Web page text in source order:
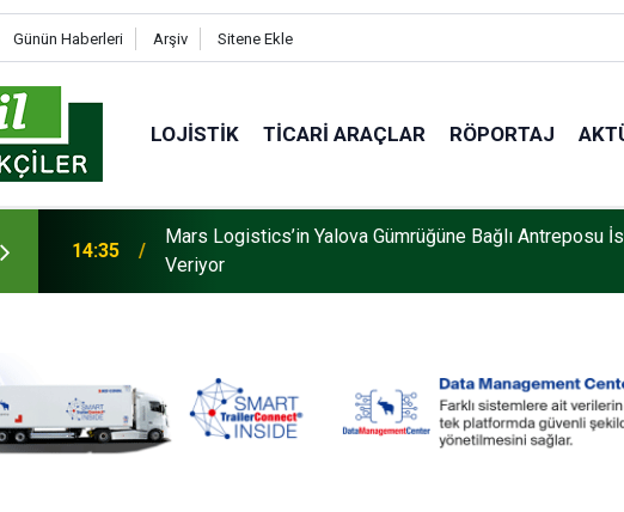
Günün Haberleri Arşiv Sitene Ekle
LOJISTIK TICARI ARAÇLAR RÖPORTAJ
14:35
Mars Logistics’in Yalova Gümrüğüne Bağlı Antreposu
Veriyor